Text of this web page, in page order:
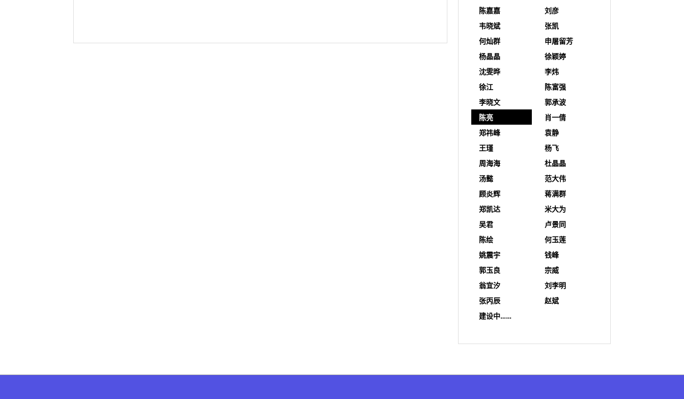
陈嘉嘉
刘彦
韦晓斌
张凯
何灿群
申屠留芳
杨晶晶
徐颖婷
沈雯晔
李炜
徐江
陈富强
李晓文
郭承波
陈亮
肖一倩
郑祎峰
袁静
王瑾
杨飞
周海海
杜晶晶
汤懿
范大伟
顾炎辉
蒋满群
郑凯达
米大为
吴君
卢景同
陈绘
何玉莲
姚震宇
钱峰
郭玉良
宗威
翁宜汐
刘李明
张丙辰
赵斌
建设中……